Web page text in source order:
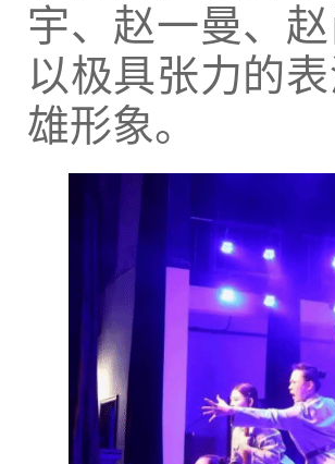
宇、赵一曼、
以极具张力的
雄形象。